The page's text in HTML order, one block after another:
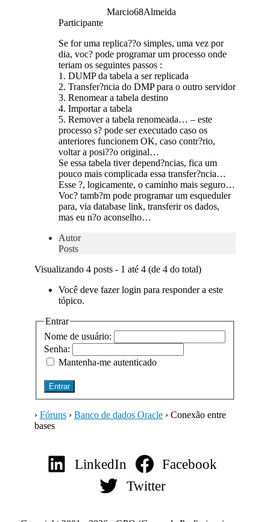
Marcio68Almeida
Participante
Se for uma replica??o simples, uma vez por
dia, voc? pode programar um processo onde
teriam os seguintes passos :
1. DUMP da tabela a ser replicada
2. Transfer?ncia do DMP para o outro servidor
3. Renomear a tabela destino
4. Importar a tabela
5. Remover a tabela renomeada… – este
processo s? pode ser executado caso os
anteriores funcionem OK, caso contr?rio,
voltar a posi??o original…
Se essa tabela tiver depend?ncias, fica um
pouco mais complicada essa transfer?ncia…
Esse ?, logicamente, o caminho mais seguro…
Voc? tamb?m pode programar um esqueduler
para, via database link, transferir os dados,
mas eu n?o aconselho…
Autor
Posts
Visualizando 4 posts - 1 até 4 (de 4 do total)
Você deve fazer login para responder a este
tópico.
Entrar
Nome de usuário:
Senha:
Mantenha-me autenticado
Entrar
› Fóruns › Banco de dados Oracle › Conexão entre
bases
LinkedIn
Facebook
Twitter